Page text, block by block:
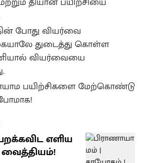
போது வியர்வை
துடைத்து கொள்ள
வியர்வையை
பயிற்சிகளை மேற்கொண்டு
எளிய